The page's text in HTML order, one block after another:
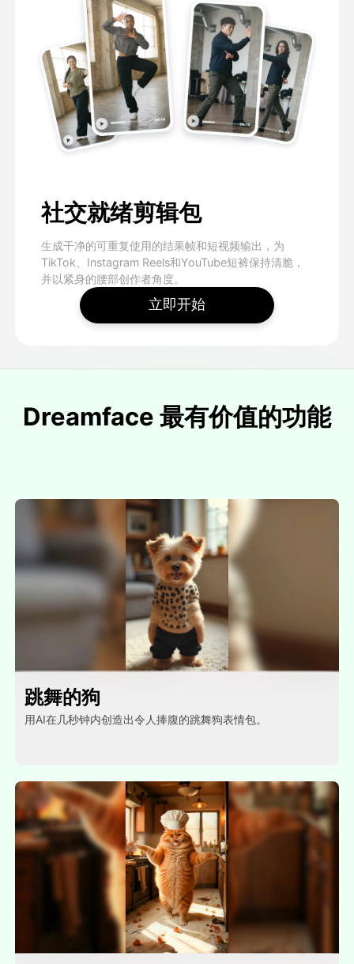
社交就绪剪辑包
生成干净的可重复使用的结果帧和短视频输出，为
TikTok、Instagram Reels和YouTube短裤保持清脆，
并以紧身的腰部创作者角度。
立即开始
Dreamface 最有价值的功能
跳舞的狗
用AI在几秒钟内创造出令人捧腹的跳舞狗表情包。